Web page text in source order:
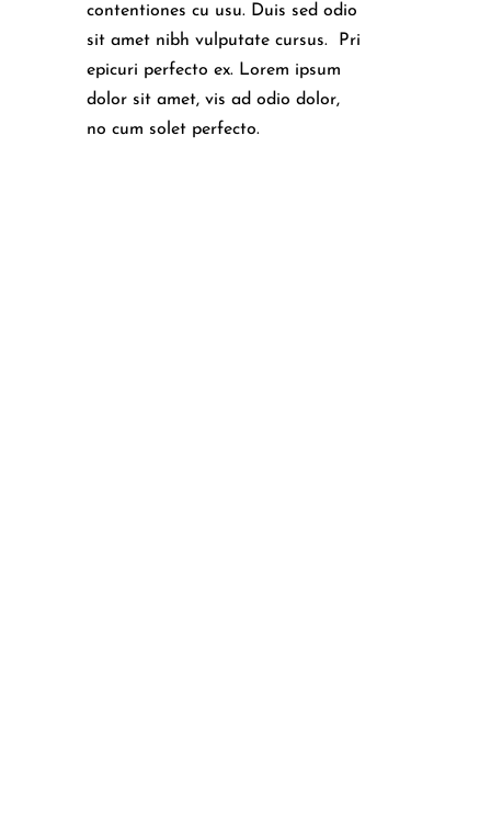
contentiones cu usu. Duis sed odio
sit amet nibh vulputate cursus. Pri
epicuri perfecto ex. Lorem ipsum
dolor sit amet, vis ad odio dolor,
no cum solet perfecto.